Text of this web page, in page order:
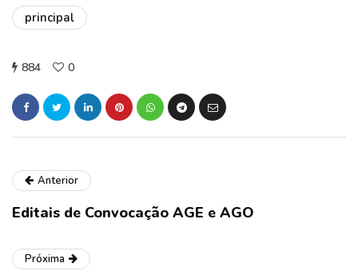
principal
884 0
Anterior
Editais de Convocação AGE e AGO
Próxima